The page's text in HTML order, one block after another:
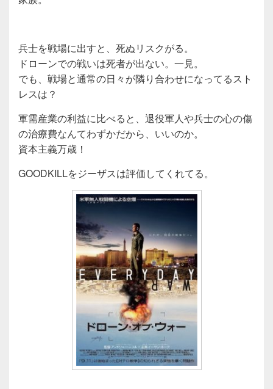
兵士を戦場に出すと、死ぬリスクがる。
ドローンでの戦いは死者が出ない。一見。
でも、戦場と通常の日々が隣り合わせになってるスト
レスは？
軍需産業の利益に比べると、退役軍人や兵士の心の傷
の治療費なんてわずかだから、いいのか。
資本主義万歳！
GOODKILLをジーザスは評価してくれてる。